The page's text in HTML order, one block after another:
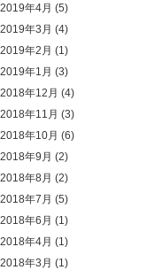
2019年4月 (5)
2019年3月 (4)
2019年2月 (1)
2019年1月 (3)
2018年12月 (4)
2018年11月 (3)
2018年10月 (6)
2018年9月 (2)
2018年8月 (2)
2018年7月 (5)
2018年6月 (1)
2018年4月 (1)
2018年3月 (1)